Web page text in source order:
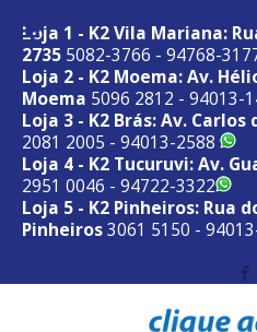
Loja 1 - K2 Vila Mariana:
2735 5082-3766 - 94768-
Loja 2 - K2 Moema: Av.
Moema 5096 2812 - 94013-
Loja 3 - K2 Brás: Av. Carlos
2081 2005 - 94013-2588
Loja 4 - K2 Tucuruvi: Av.
2951 0046 - 94722-3322
Loja 5 - K2 Pinheiros: Rua
Pinheiros3061 5150 -